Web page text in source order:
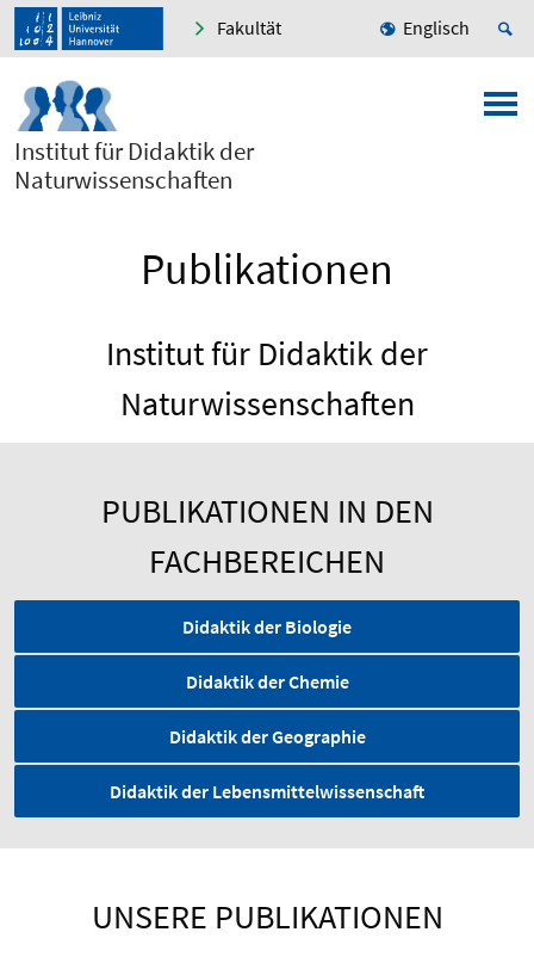
Fakultät Englisch
Institut für Didaktik der
Naturwissenschaften
Publikationen
Institut für Didaktik der
Naturwissenschaften
PUBLIKATIONEN IN DEN
FACHBEREICHEN
Didaktik der Biologie
Didaktik der Chemie
Didaktik der Geographie
Didaktik der Lebensmittelwissenschaft
UNSERE PUBLIKATIONEN